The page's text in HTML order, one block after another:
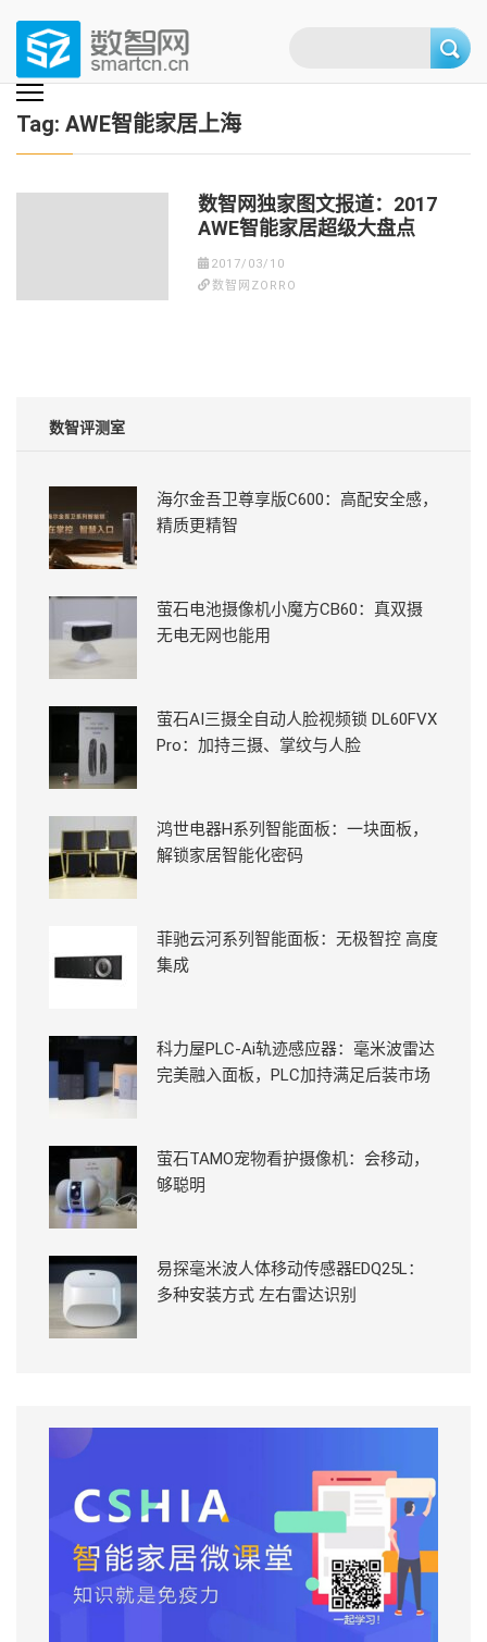
content
(Press
enter)
数智网
智能家居第一资讯门户 | 智能家居系统，智能家居产品，智能家居解决方
案，智能家居技术应用，智能家居行业观点，智能家居项目案例
Tag: AWE智能家居上海
数智网独家图文报道：2017
AWE智能家居超级大盘点
2017/03/10
数智网ZORRO
数智评测室
海尔金吾卫尊享版C600：高配安全感，
精质更精智
萤石电池摄像机小魔方CB60：真双摄
无电无网也能用
萤石AI三摄全自动人脸视频锁 DL60FVX
Pro：加持三摄、掌纹与人脸
鸿世电器H系列智能面板：一块面板，
解锁家居智能化密码
菲驰云河系列智能面板：无极智控 高度
集成
科力屋PLC-Ai轨迹感应器：毫米波雷达
完美融入面板，PLC加持满足后装市场
萤石TAMO宠物看护摄像机：会移动，
够聪明
易探毫米波人体移动传感器EDQ25L：
多种安装方式 左右雷达识别